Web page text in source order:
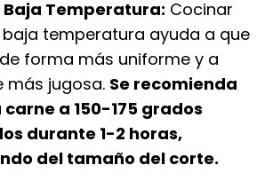
Baja Temperatura: Cocinar
temperatura ayuda a que
forma más uniforme y a
más jugosa. Se recomienda
a 150-175 grados
durante 1-2 horas,
del tamaño del corte.